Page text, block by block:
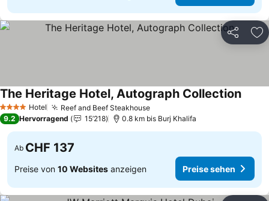
Teilen
4 Sterne Hotel Reef and Beef Steakhouse
The Heritage Hotel, Autograph Collection
9.2 Hervorragend 15’218 0.8 km bis Burj Khalifa
Ab CHF 137
Preise von 10 Websites anzeigen Preise sehen